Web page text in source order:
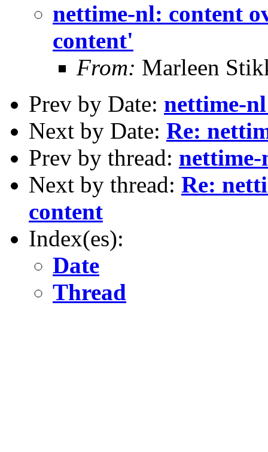
nettime-nl: content
content'
From: Marleen
Prev by Date: nettime-
Next by Date: Re:
Prev by thread:
Next by thread: Re:
content
Index(es):
Date
Thread